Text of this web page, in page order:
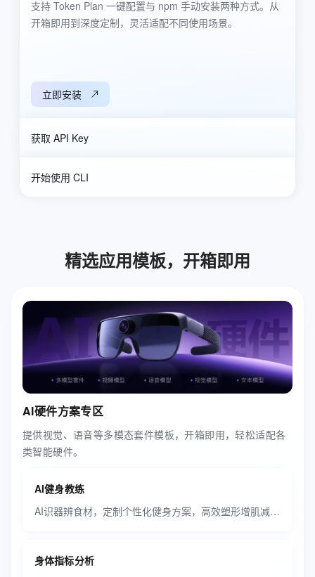
支持 Token Plan 一键配置与 npm 手动安装两种方式。从
开箱即用到深度定制，灵活适配不同使用场景。
立即安装
获取 API Key
开始使用 CLI
精选应用模板，开箱即用
AI硬件方案专区
提供视觉、语音等多模态套件模板，开箱即用，轻松适配各
类智能硬件。
AI健身教练
AI识器辨食材，定制个性化健身方案，高效塑形增肌减脂。
身体指标分析